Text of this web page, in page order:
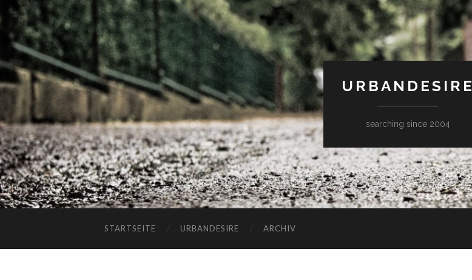
URBANDESIRE
searching since 2004
STARTSEITE URBANDESIRE ARCHIV